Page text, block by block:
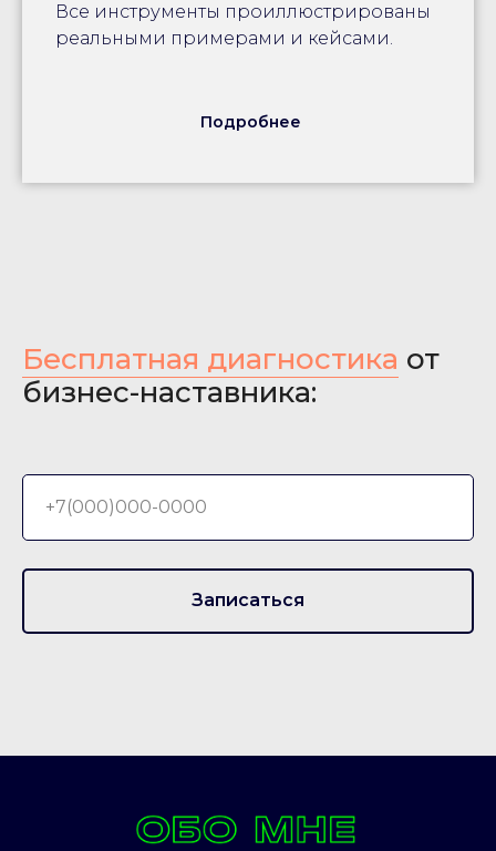
Все инструменты проиллюстрированы
реальными примерами и кейсами.
Подробнее
Бесплатная диагностика от
бизнес-наставника:
Записаться